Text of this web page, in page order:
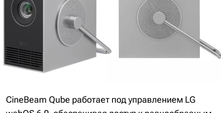
CineBeam Qube работает под управлением LG